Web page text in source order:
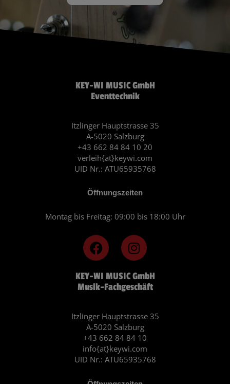
KEY-WI MUSIC GmbH
Musik-Fachgeschäft
Itzlinger Hauptstrasse 35
A-5020 Salzburg
+43 662 84 84 10
info{at}keywi.com
UID Nr.: ATU65935768
F
a
c
e
b
o
k
I
n
s
t
a
r
a
m
KEY-WI MUSIC GmbH
Eventtechnik
Itzlinger Hauptstrasse 35
A-5020 Salzburg
+43 662 84 84 10 20
verleih{at}keywi.com
UID Nr.: ATU65935768
Öffnungszeiten
Montag bis Freitag: 09:00 bis 18:00 Uhr